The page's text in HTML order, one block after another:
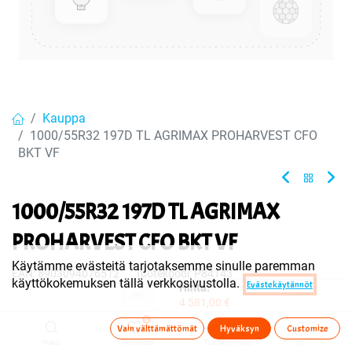
Hinta:
4 581,00 €
0
Toivelista Tuoteryhmä(t)
Kauppa
1000/55R32 197D TL AGRIMAX PROHARVEST CFO
BKT VF
1000/55R32 197D TL AGRIMAX
PROHARVEST CFO BKT VF
EAN:8903094076512 Tuotekoodi:P84143
Tuote on myyty tai sitä ei ole juuri nyt saatavilla.
Käytämme evästeitä tarjotaksemme sinulle paremman
käyttökokemuksen tällä verkkosivustolla.
Evästekäytännöt
Vain välttämättömät Hyväksyn Customize